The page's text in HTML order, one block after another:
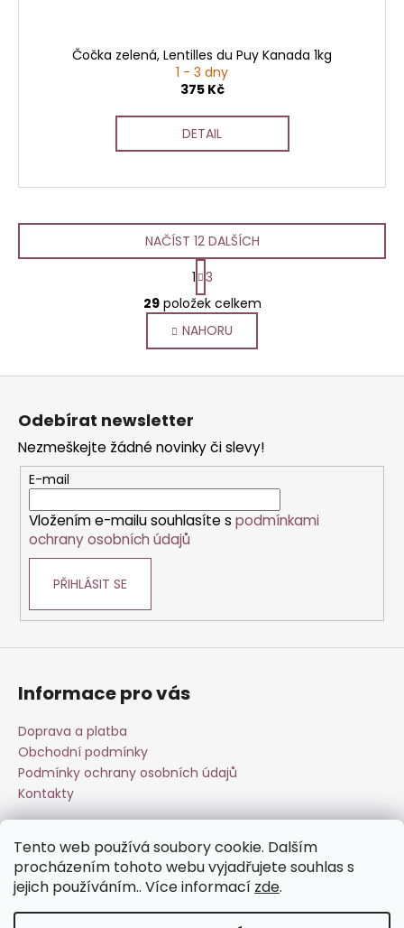
Tento web používá soubory cookie. Dalším
procházením tohoto webu vyjadřujete souhlas s
jejich používáním.. Více informací zde.
Čočka zelená, Lentilles du Puy Kanada 1kg
1 - 3 dny
375 Kč
DETAIL
O
v
l
á
d
p
r
v
k
y
u
NAČÍST 12 DALŠÍCH
S
t
r
á
n
k
o
í
1 3
29položek celkem
NAHORU
Odebírat newsletter
Nezmeškejte žádné novinky či slevy!
E-mail
Vložením e-mailu souhlasíte s podmínkami
ochrany osobních údajů
PŘIHLÁSIT SE
Informace pro vás
Doprava a platba
Obchodní podmínky
Podmínky ochrany osobních údajů
Kontakty
Přijímáme online platby